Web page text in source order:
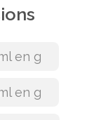
en g
en g